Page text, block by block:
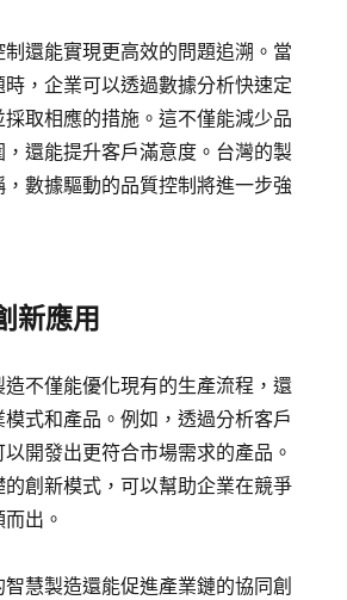
還能實現更高效的問題追溯。當
，企業可以透過數據分析快速定
取相應的措施。這不僅能減少品
還能提升客戶滿意度。台灣的製
數據驅動的品質控制將進一步強
新應用
不僅能優化現有的生產流程，還
式和產品。例如，透過分析客戶
開發出更符合市場需求的產品。
創新模式，可以幫助企業在競爭
出。
慧製造還能促進產業鏈的協同創